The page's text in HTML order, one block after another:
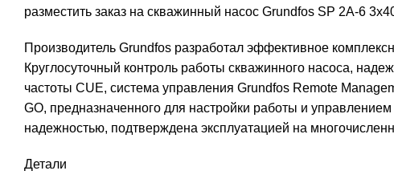
разместить заказ на скважинный насос Grundfos SP 2A-6
Производитель Grundfos разработал эффективное
Круглосуточный контроль работы скважинного насоса,
частоты CUE, система управления Grundfos Remote
GO, предназначенного для настройки работы и
надежностью, подтверждена эксплуатацией на
Детали